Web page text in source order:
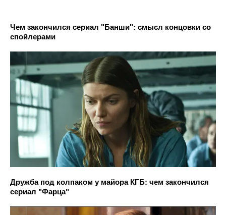
Чем закончился сериал "Банши": смысл концовки со
спойлерами
Дружба под колпаком у майора КГБ: чем закончился
сериал "Фарца"